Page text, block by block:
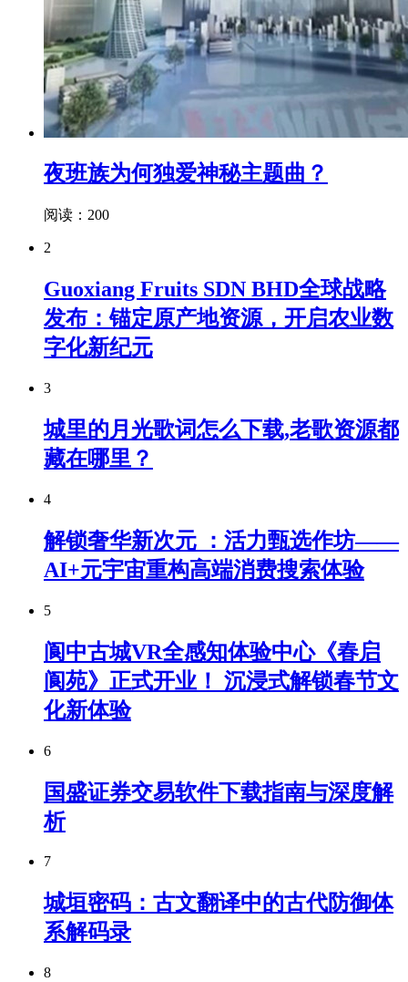
夜班族为何独爱神秘主题曲？
阅读：200
2
Guoxiang Fruits SDN BHD全球战略
发布：锚定原产地资源，开启农业数
字化新纪元
3
城里的月光歌词怎么下载,老歌资源都
藏在哪里？
4
解锁奢华新次元 ：活力甄选作坊——
AI+元宇宙重构高端消费搜索体验
5
阆中古城VR全感知体验中心《春启
阆苑》正式开业！ 沉浸式解锁春节文
化新体验
6
国盛证券交易软件下载指南与深度解
析
7
城垣密码：古文翻译中的古代防御体
系解码录
8